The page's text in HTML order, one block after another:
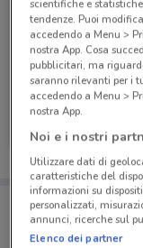
PosteMobile
Scade il 05/09
Porta
Puoi
salvarle
scientifiche e
tendenze. Puoi
accedendo a Menu >
nostra App. Cosa
pubblicitari, ma
saranno rilevanti per i
accedendo a Menu >
nostra App.
Noi e i nostri
Utilizzare dati di
caratteristiche del
informazioni su
personalizzati,
annunci, ricerche sul
Elenco dei partner